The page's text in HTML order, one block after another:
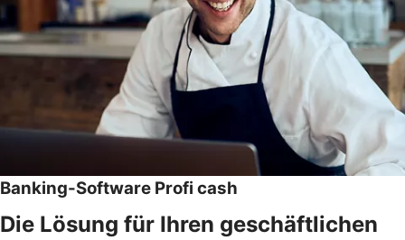
Banking-Software Profi cash
Die Lösung für Ihren geschäftlichen